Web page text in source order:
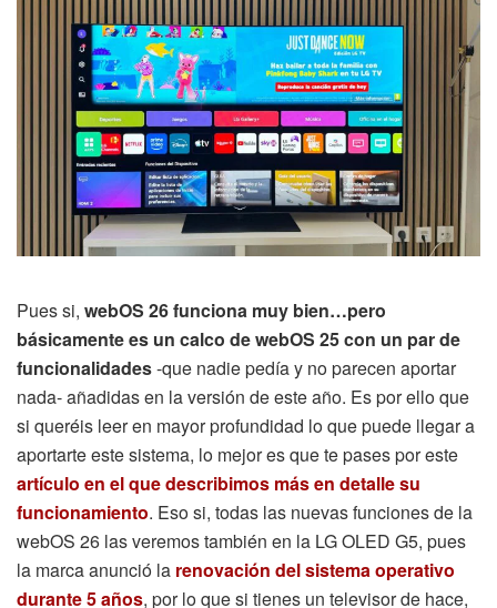
Pues si, webOS 26 funciona muy bien…pero
básicamente es un calco de webOS 25 con un par de
funcionalidades-que nadie pedía y no parecen aportar
nada- añadidas en la versión de este año. Es por ello que
si queréis leer en mayor profundidad lo que puede llegar a
aportarte este sistema, lo mejor es que te pases por este
artículo en el que describimos más en detalle su
funcionamiento. Eso si, todas las nuevas funciones de la
webOS 26 las veremos también en la LG OLED G5, pues
la marca anunció la renovación del sistema operativo
durante 5 años, por lo que si tienes un televisor de hace,